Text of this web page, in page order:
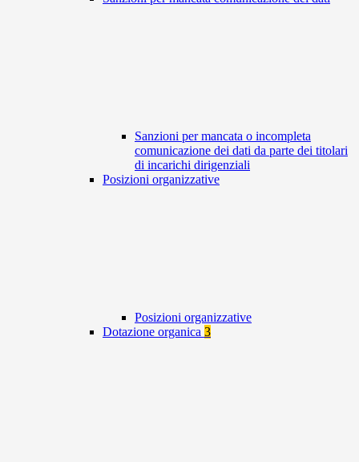
Sanzioni per mancata o incompleta
comunicazione dei dati da parte dei titolari
di incarichi dirigenziali
Posizioni organizzative
Posizioni organizzative
Dotazione organica 3